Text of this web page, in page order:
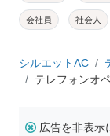
会社員 社会人
シルエットAC
テレフォンオ
広告を非表示